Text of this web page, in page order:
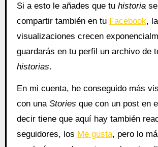
Si a esto le añades que tu historiase
compartir también en tu Facebook,
visualizaciones crecen
guardarás en tu perfil un archivo de
historias.
En mi cuenta, he conseguido más
con una Stories que con un post en el
decir tiene que aquí hay también
seguidores, los Me gusta, pero lo